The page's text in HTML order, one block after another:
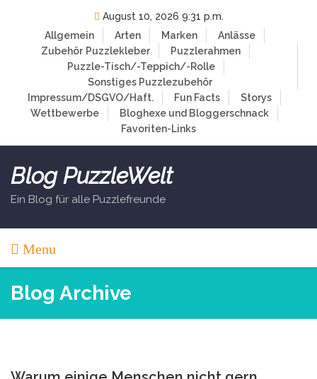
August 10, 2026 9:31 p.m.
Allgemein
Arten Marken
Anlässe
Zubehör Puzzlekleber
Puzzlerahmen
Puzzle-Tisch/-Teppich/-Rolle
Sonstiges Puzzlezubehör
Impressum/DSGVO/Haft.
Fun Facts
Storys
Wettbewerbe
Bloghexe und Bloggerschnack
Favoriten-Links
Blog PuzzleWelt
Ein Blog für alle Puzzlefreunde
Menu
Blog Archive